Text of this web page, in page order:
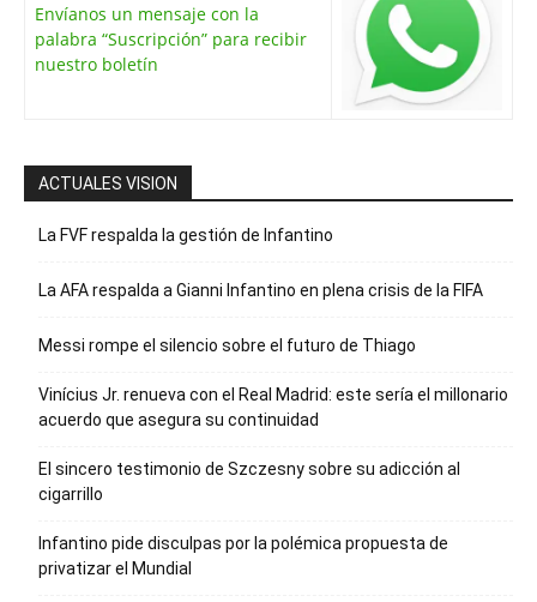
Envíanos un mensaje con la
palabra “Suscripción” para recibir
nuestro boletín
ACTUALES VISION
La FVF respalda la gestión de Infantino
La AFA respalda a Gianni Infantino en plena crisis de la FIFA
Messi rompe el silencio sobre el futuro de Thiago
Vinícius Jr. renueva con el Real Madrid: este sería el millonario
acuerdo que asegura su continuidad
El sincero testimonio de Szczesny sobre su adicción al
cigarrillo
Infantino pide disculpas por la polémica propuesta de
privatizar el Mundial